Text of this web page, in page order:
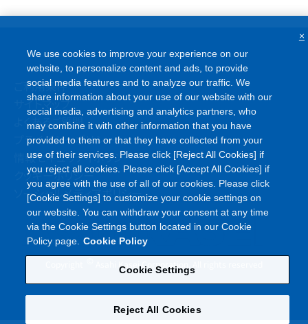
ご利用条件
サイトマップ
よくあるご質問
プライバシーポリシー
情報セキュリティポリシー
クッキーポリシー
ソーシャルメディアポリシー
Asahi Kasei Corporation. All rights reserved
We use cookies to improve your experience on our
website, to personalize content and ads, to provide
social media features and to analyze our traffic. We
share information about your use of our website with our
social media, advertising and analytics partners, who
may combine it with other information that you have
provided to them or that they have collected from your
use of their services. Please click [Reject All Cookies] if
you reject all cookies. Please click [Accept All Cookies] if
you agree with the use of all of our cookies. Please click
[Cookie Settings] to customize your cookie settings on
our website. You can withdraw your consent at any time
via the Cookie Settings button located in our Cookie
Policy page. Cookie Policy
Cookie Settings
Reject All Cookies
×